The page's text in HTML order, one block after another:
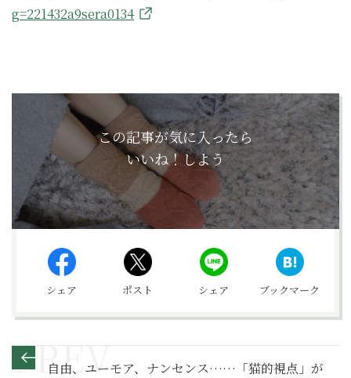
g=221432a9sera0134
この記事が気に入ったら
いいね！しよう
シェア ポスト シェア ブックマーク
自由、ユーモア、ナンセンス……「猫的視点」が